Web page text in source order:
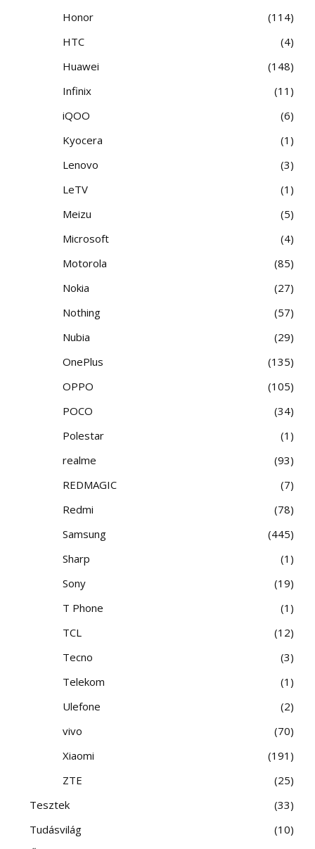
Honor
114
HTC
4
Huawei
148
Infinix
11
iQOO
6
Kyocera
1
Lenovo
3
LeTV
1
Meizu
5
Microsoft
4
Motorola
85
Nokia
27
Nothing
57
Nubia
29
OnePlus
135
OPPO
105
POCO
34
Polestar
1
realme
93
REDMAGIC
7
Redmi
78
Samsung
445
Sharp
1
Sony
19
T Phone
1
TCL
12
Tecno
3
Telekom
1
Ulefone
2
vivo
70
Xiaomi
191
ZTE
25
Tesztek
33
Tudásvilág
10